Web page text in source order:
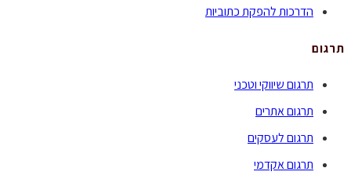
הדרכות להפקת כתוביות
תרגום
תרגום שיווקי וטכני
תרגום אתרים
תרגום לעסקים
תרגום אקדמי